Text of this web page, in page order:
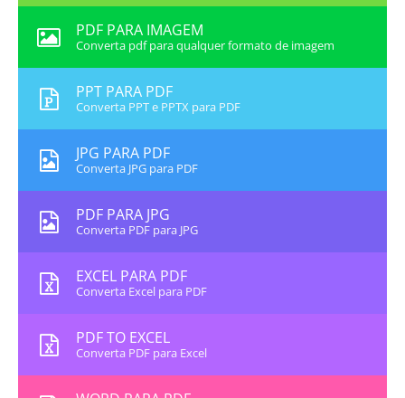
PDF PARA IMAGEM
Converta pdf para qualquer formato de imagem
PPT PARA PDF
Converta PPT e PPTX para PDF
JPG PARA PDF
Converta JPG para PDF
PDF PARA JPG
Converta PDF para JPG
EXCEL PARA PDF
Converta Excel para PDF
PDF TO EXCEL
Converta PDF para Excel